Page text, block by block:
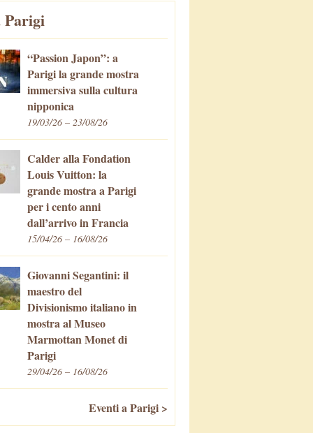
Parigi
“Passion Japon”: a
Parigi la grande mostra
immersiva sulla cultura
nipponica
19/03/26 – 23/08/26
Calder alla Fondation
Louis Vuitton: la
grande mostra a Parigi
per i cento anni
dall’arrivo in Francia
15/04/26 – 16/08/26
Giovanni Segantini: il
maestro del
Divisionismo italiano in
mostra al Museo
Marmottan Monet di
Parigi
29/04/26 – 16/08/26
Eventi a Parigi >